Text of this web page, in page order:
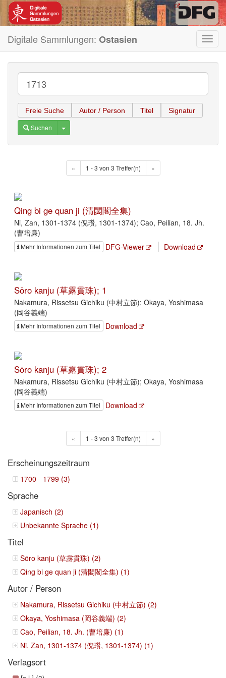
Digitale Sammlungen: Ostasien
Freie Suche Autor / Person Titel Signatur
Suchen Toggle Dropdown
« 1 - 3 von 3 Treffer(n) »
Qing bi ge quan ji (清閟閣全集)
Ni, Zan, 1301-1374 (倪瓚, 1301-1374); Cao, Peilian, 18. Jh.
(曹培廉)
Mehr Informationen zum Titel DFG-Viewer Download
Sōro kanju (草露貫珠); 1
Nakamura, Rissetsu Gichiku (中村立節); Okaya, Yoshimasa
(岡谷義端)
Mehr Informationen zum Titel Download
Sōro kanju (草露貫珠); 2
Nakamura, Rissetsu Gichiku (中村立節); Okaya, Yoshimasa
(岡谷義端)
Mehr Informationen zum Titel Download
« 1 - 3 von 3 Treffer(n) »
Erscheinungszeitraum
1700 - 1799 (3)
Sprache
Japanisch (2)
Unbekannte Sprache (1)
Titel
Sōro kanju (草露貫珠) (2)
Qing bi ge quan ji (清閟閣全集) (1)
Autor / Person
Nakamura, Rissetsu Gichiku (中村立節) (2)
Okaya, Yoshimasa (岡谷義端) (2)
Cao, Peilian, 18. Jh. (曹培廉) (1)
Ni, Zan, 1301-1374 (倪瓚, 1301-1374) (1)
Verlagsort